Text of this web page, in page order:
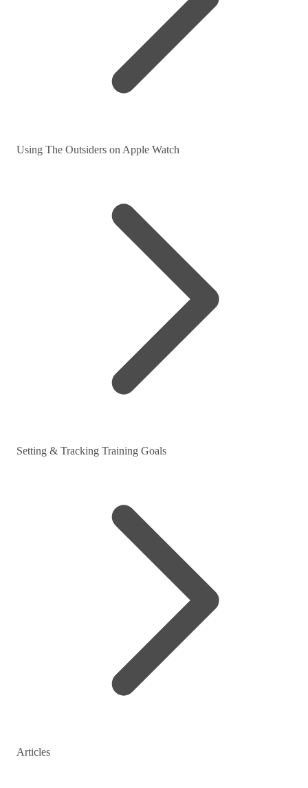
Using The Outsiders on Apple Watch
Setting & Tracking Training Goals
Articles